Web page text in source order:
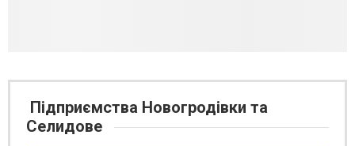
Підприємства Новогродівки та
Селидове